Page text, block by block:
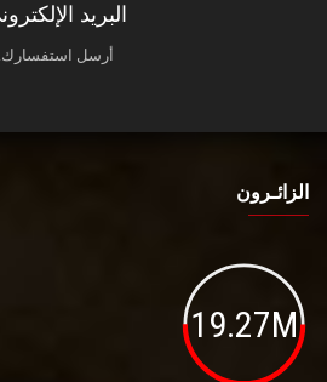
البريد
أرسل استفسارك.
الزائـرون
19.27M